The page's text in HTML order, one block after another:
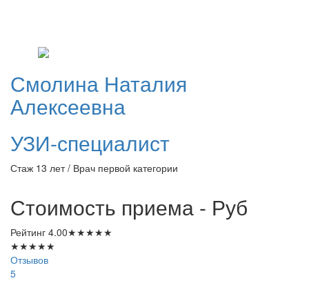
Смолина Наталия
Алексеевна
УЗИ-специалист
Стаж 13 лет / Врач первой категории
Стоимость приема - Руб
Рейтинг 4.00★★★★★
★★★★★
Отзывов
5